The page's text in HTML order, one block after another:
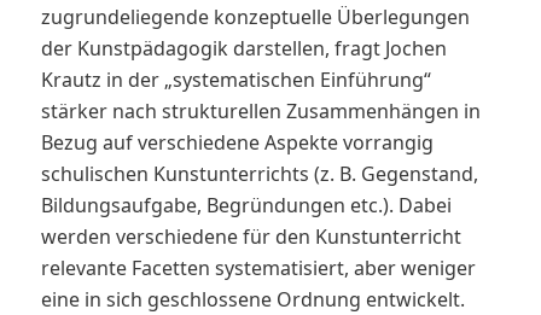
zugrundeliegende konzeptuelle Überlegungen
der Kunstpädagogik darstellen, fragt Jochen
Krautz in der „systematischen Einführung“
stärker nach strukturellen Zusammenhängen in
Bezug auf verschiedene Aspekte vorrangig
schulischen Kunstunterrichts (z. B. Gegenstand,
Bildungsaufgabe, Begründungen etc.). Dabei
werden verschiedene für den Kunstunterricht
relevante Facetten systematisiert, aber weniger
eine in sich geschlossene Ordnung entwickelt.